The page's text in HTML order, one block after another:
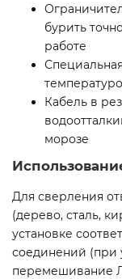
бурить
работе
Кабель в
морозе
Для сверления
(дерево, сталь,
установке
соединений (при
перемешивание